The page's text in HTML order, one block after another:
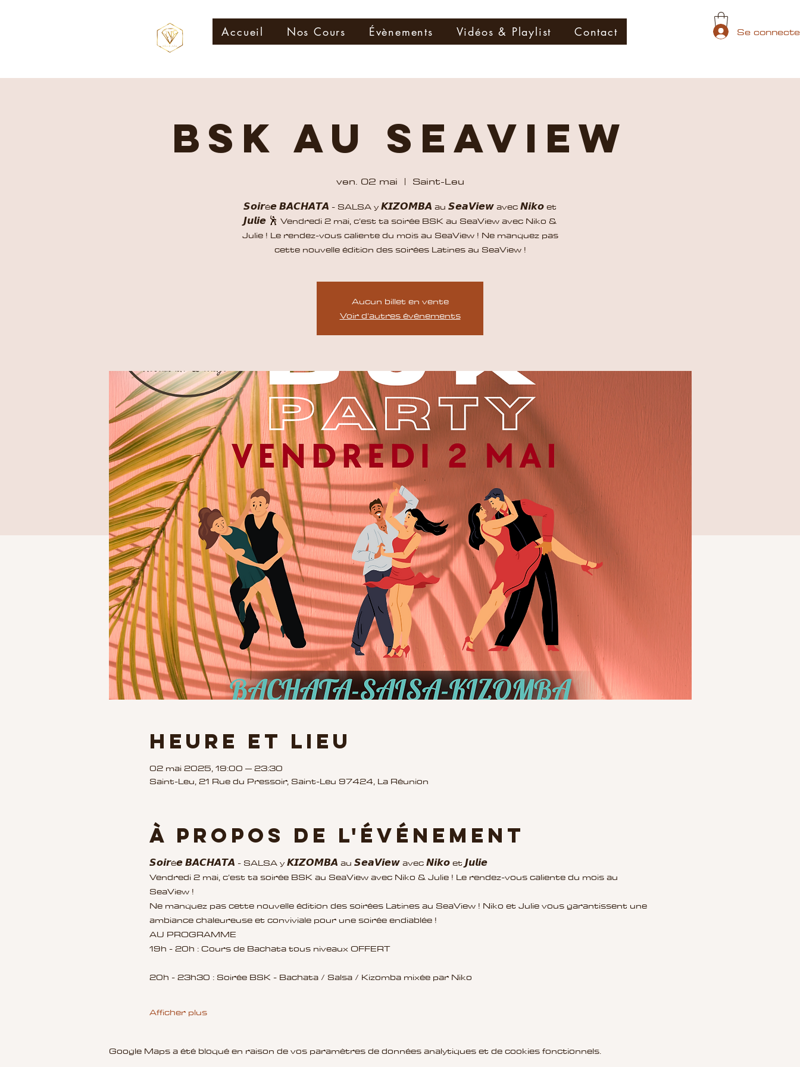
Accueil Nos Cours Évènements Vidéos & Playlist Contact Se
BSK au Seaview
ven. 02 mai
  |
Saint-Leu
𝙎𝙤𝙞𝙧é𝙚 𝘽𝘼𝘾𝙃𝘼𝙏𝘼 - SALSA y 𝙆𝙄𝙕𝙊𝙈𝘽𝘼 au 𝙎𝙚𝙖𝙑𝙞𝙚𝙬 avec 𝙉𝙞𝙠𝙤 et
𝙅𝙪𝙡𝙞𝙚 🕺 Vendredi 2 mai, c’est ta soirée BSK au SeaView avec Niko &
Julie ! Le rendez-vous caliente du mois au SeaView ! Ne manquez pas
cette nouvelle édition des soirées Latines au SeaView !
Aucun billet en vente
Voir d'autres événements
Heure et lieu
02 mai 2025, 19:00 – 23:30
Saint-Leu, 21 Rue du Pressoir, Saint-Leu 97424, La Réunion
À propos de l'événement
𝙎𝙤𝙞𝙧é𝙚 𝘽𝘼𝘾𝙃𝘼𝙏𝘼 - SALSA y 𝙆𝙄𝙕𝙊𝙈𝘽𝘼 au 𝙎𝙚𝙖𝙑𝙞𝙚𝙬 avec 𝙉𝙞𝙠𝙤 et 𝙅𝙪𝙡𝙞𝙚
Vendredi 2 mai, c’est ta soirée BSK au SeaView avec Niko & Julie ! Le rendez-vous caliente du mois au
SeaView !
Ne manquez pas cette nouvelle édition des soirées Latines au SeaView ! Niko et Julie vous garantissent une
ambiance chaleureuse et conviviale pour une soirée endiablée !
AU PROGRAMME
19h - 20h : Cours de Bachata tous niveaux OFFERT
20h - 23h30 : Soirée BSK - Bachata / Salsa / Kizomba mixée par Niko
Afficher plus
Google Maps a été bloqué en raison de vos paramètres de données analytiques et de cookies fonctionnels.